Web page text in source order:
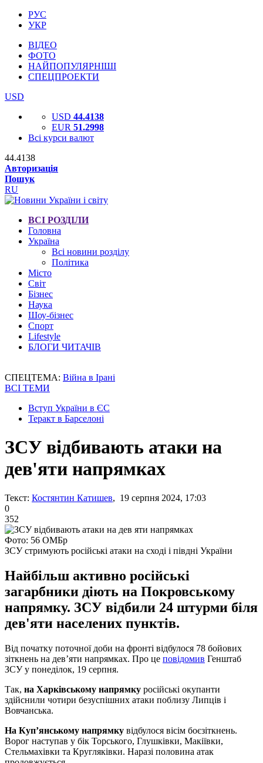
РУС
УКР
ВІДЕО
ФОТО
НАЙПОПУЛЯРНІШІ
СПЕЦПРОЕКТИ
USD
USD 44.4138
EUR 51.2998
Всі курси валют
44.4138
Авторизація
Пошук
RU
ВСІ РОЗДІЛИ
Головна
Україна
Всі новини розділу
Політика
Місто
Світ
Бізнес
Наука
Шоу-бізнес
Спорт
Lifestyle
БЛОГИ ЧИТАЧІВ
СПЕЦТЕМА: Війна в Ірані
ВСІ ТЕМИ
Вступ України в ЄС
Теракт в Барселоні
ЗСУ відбивають атаки на
дев'яти напрямках
Текст: Костянтин Катишев, 19 серпня 2024, 17:03
0
352
Фото: 56 ОМБр
ЗСУ стримують російські атаки на сході і півдні України
Найбільш активно російські
загарбники діють на Покровському
напрямку. ЗСУ відбили 24 штурми біля
дев'яти населених пунктів.
Від початку поточної доби на фронті відбулося 78 бойових
зіткнень на дев’яти напрямках. Про це повідомив Генштаб
ЗСУ у понеділок, 19 серпня.
Так, на Харківському напрямку російські окупанти
здійснили чотири безуспішних атаки поблизу Липців і
Вовчанська.
На Куп’янському напрямку відбулося вісім боєзіткнень.
Ворог наступав у бік Торського, Глушківки, Макіївки,
Стельмахівки та Кругляківки. Наразі половина атак